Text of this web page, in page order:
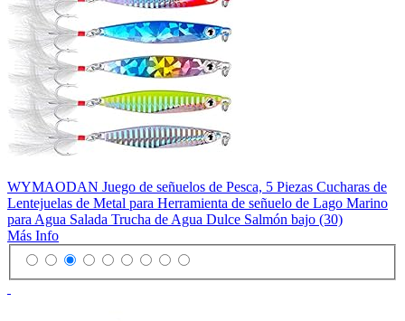
WYMAODAN Juego de señuelos de Pesca, 5 Piezas Cucharas de
Lentejuelas de Metal para Herramienta de señuelo de Lago Marino
para Agua Salada Trucha de Agua Dulce Salmón bajo (30)
Más Info